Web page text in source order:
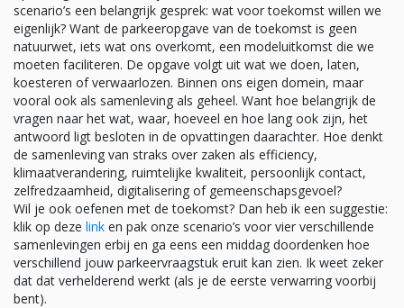
scenario’s een belangrijk gesprek: wat voor toekomst willen we
eigenlijk? Want de parkeeropgave van de toekomst is geen
natuurwet, iets wat ons overkomt, een modeluitkomst die we
moeten faciliteren. De opgave volgt uit wat we doen, laten,
koesteren of verwaarlozen. Binnen ons eigen domein, maar
vooral ook als samenleving als geheel. Want hoe belangrijk de
vragen naar het wat, waar, hoeveel en hoe lang ook zijn, het
antwoord ligt besloten in de opvattingen daarachter. Hoe denkt
de samenleving van straks over zaken als efficiency,
klimaatverandering, ruimtelijke kwaliteit, persoonlijk contact,
zelfredzaamheid, digitalisering of gemeenschapsgevoel?
Wil je ook oefenen met de toekomst? Dan heb ik een suggestie:
klik op deze link en pak onze scenario’s voor vier verschillende
samenlevingen erbij en ga eens een middag doordenken hoe
verschillend jouw parkeervraagstuk eruit kan zien. Ik weet zeker
dat dat verhelderend werkt (als je de eerste verwarring voorbij
bent).